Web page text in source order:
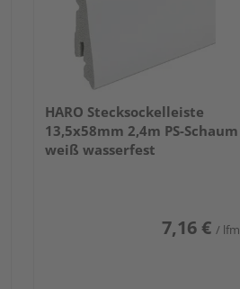
HARO Stecksockelleiste
13,5x58mm 2,4m PS-Schaum
weiß wasserfest
7,16 € / lfm